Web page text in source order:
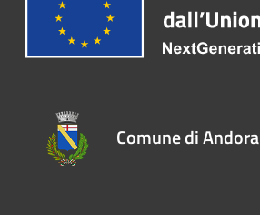
Comune di Andora